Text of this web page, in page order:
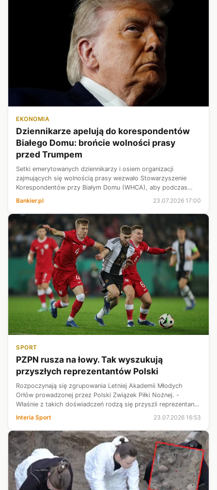
EKONOMIA
Dziennikarze apelują do korespondentów
Białego Domu: brońcie wolności prasy
przed Trumpem
Setki emerytowanych dziennikarzy i osiem organizacji
zajmujących się wolnością prasy wezwało Stowarzyszenie
Korespondentów przy Białym Domu (WHCA), aby podczas
Donalda Trumpa na media - po...
Bankier.pl 23.07.2026 17:00
SPORT
PZPN rusza na łowy. Tak wyszukują
przyszłych reprezentantów Polski
Rozpoczynają się zgrupowania Letniej Akademii Młodych
Orłów prowadzonej przez Polski Związek Piłki Nożnej. -
Właśnie z takich doświadczeń rodzą się przyszli reprezentanci
Polski - mówi Tomasz Garbowski, wiceprezes PZPN ds.
piłkarstwa amatorskiego.
Interia Sport 23.07.2026 16:53